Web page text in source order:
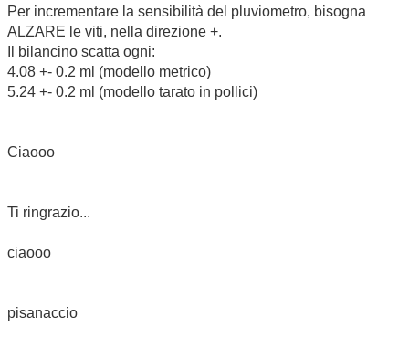
Per incrementare la sensibilità del pluviometro, bisogna
ALZARE le viti, nella direzione +.
Il bilancino scatta ogni:
4.08 +- 0.2 ml (modello metrico)
5.24 +- 0.2 ml (modello tarato in pollici)
Ciaooo
Ti ringrazio...
ciaooo
pisanaccio